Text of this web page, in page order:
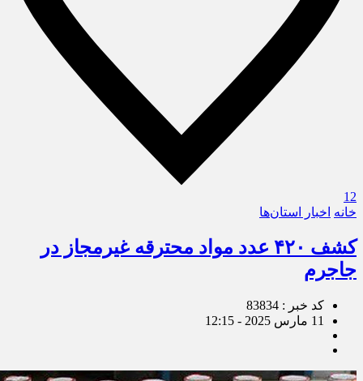
12
خانه اخبار استان‌ها
کشف ۴۲۰ عدد مواد محترقه غیرمجاز در
جاجرم
کد خبر : 83834
11 مارس 2025 - 12:15